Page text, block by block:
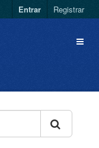
Entrar Registrar